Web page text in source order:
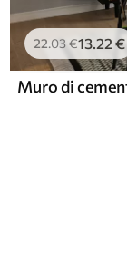
22.03€13.22 €
Muro di